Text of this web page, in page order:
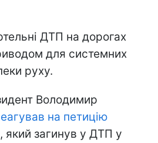
ДТП на дорогах
для системних
руху.
Володимир
на петицію
який загинув у ДТП у